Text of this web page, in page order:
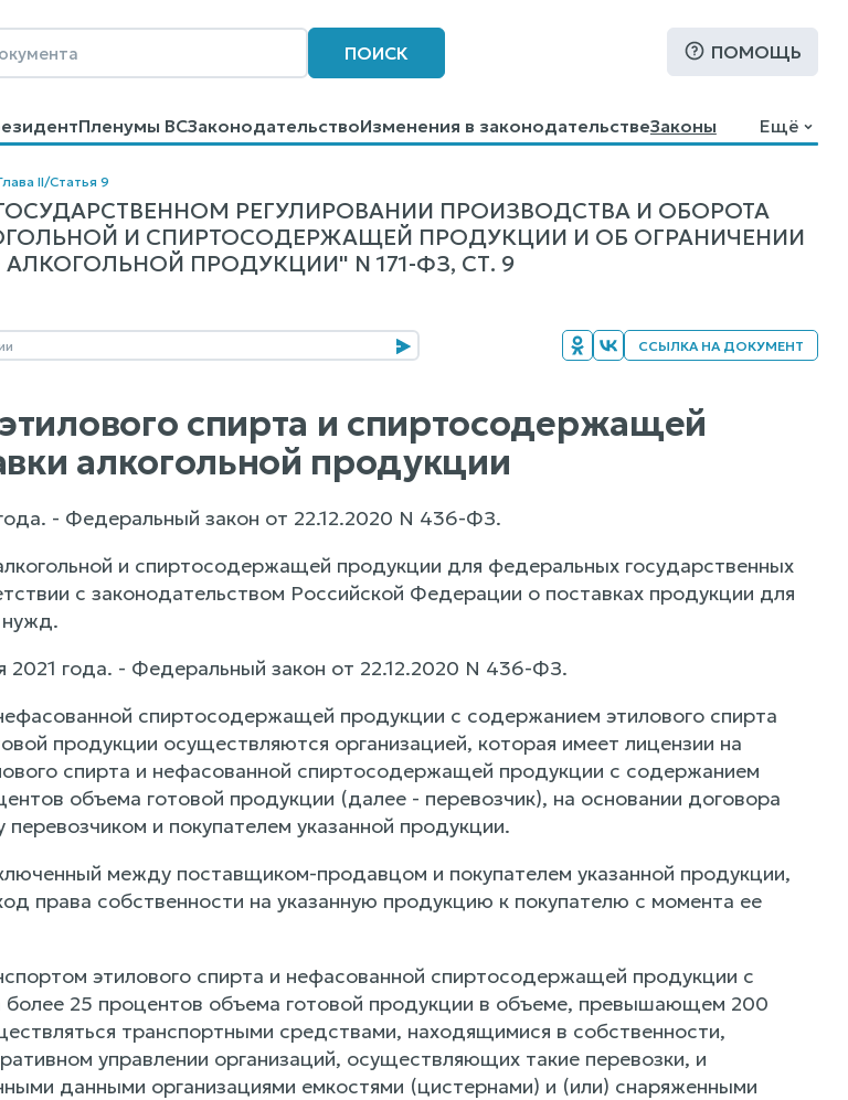
ПОИСК ПОМОЩЬ
Пленумы ВСЗаконодательствоИзменения в законодательствеЗаконы
ПомощьПоиск
Ещё
II/Статья 9
РЕГУЛИРОВАНИИ ПРОИЗВОДСТВА И ОБОРОТА
И СПИРТОСОДЕРЖАЩЕЙ ПРОДУКЦИИ И ОБ ОГРАНИЧЕНИИ
ПРОДУКЦИИ" N 171-ФЗ, СТ. 9
ССЫЛКА НА ДОКУМЕНТ
спирта и спиртосодержащей
алкогольной продукции
- Федеральный закон от 22.12.2020 N 436-ФЗ.
и спиртосодержащей продукции для федеральных государственных
с законодательством Российской Федерации о поставках продукции для
2021 года. - Федеральный закон от 22.12.2020 N 436-ФЗ.
спиртосодержащей продукции с содержанием этилового спирта
продукции осуществляются организацией, которая имеет лицензии на
спирта и нефасованной спиртосодержащей продукции с содержанием
объема готовой продукции (далее - перевозчик), на основании договора
и покупателем указанной продукции.
между поставщиком-продавцом и покупателем указанной продукции,
права собственности на указанную продукцию к покупателю с момента ее
этилового спирта и нефасованной спиртосодержащей продукции с
более 25 процентов объема готовой продукции в объеме, превышающем 200
транспортными средствами, находящимися в собственности,
управлении организаций, осуществляющих такие перевозки, и
данными организациями емкостями (цистернами) и (или) снаряженными